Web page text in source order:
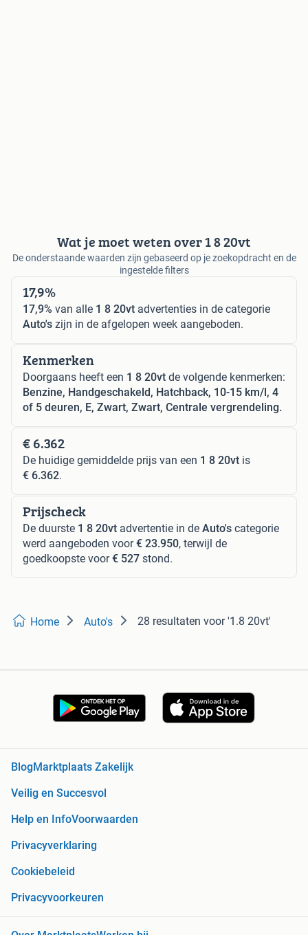
Wat je moet weten over 1 8 20vt
De onderstaande waarden zijn gebaseerd op je zoekopdracht en de
ingestelde filters
17,9%
17,9% van alle 1 8 20vt advertenties in de categorie
Auto's zijn in de afgelopen week aangeboden.
Kenmerken
Doorgaans heeft een 1 8 20vt de volgende kenmerken:
Benzine, Handgeschakeld, Hatchback, 10-15 km/l, 4
of 5 deuren, E, Zwart, Zwart, Centrale vergrendeling.
€ 6.362
De huidige gemiddelde prijs van een 1 8 20vt is
€ 6.362.
Prijscheck
De duurste 1 8 20vt advertentie in de Auto's categorie
werd aangeboden voor€ 23.950, terwijl de
goedkoopste voor€ 527 stond.
Home Auto's 28 resultaten voor '1.8 20vt'
Blog Marktplaats Zakelijk
Veilig en Succesvol
Help en InfoVoorwaarden
Privacyverklaring
Cookiebeleid
Privacyvoorkeuren